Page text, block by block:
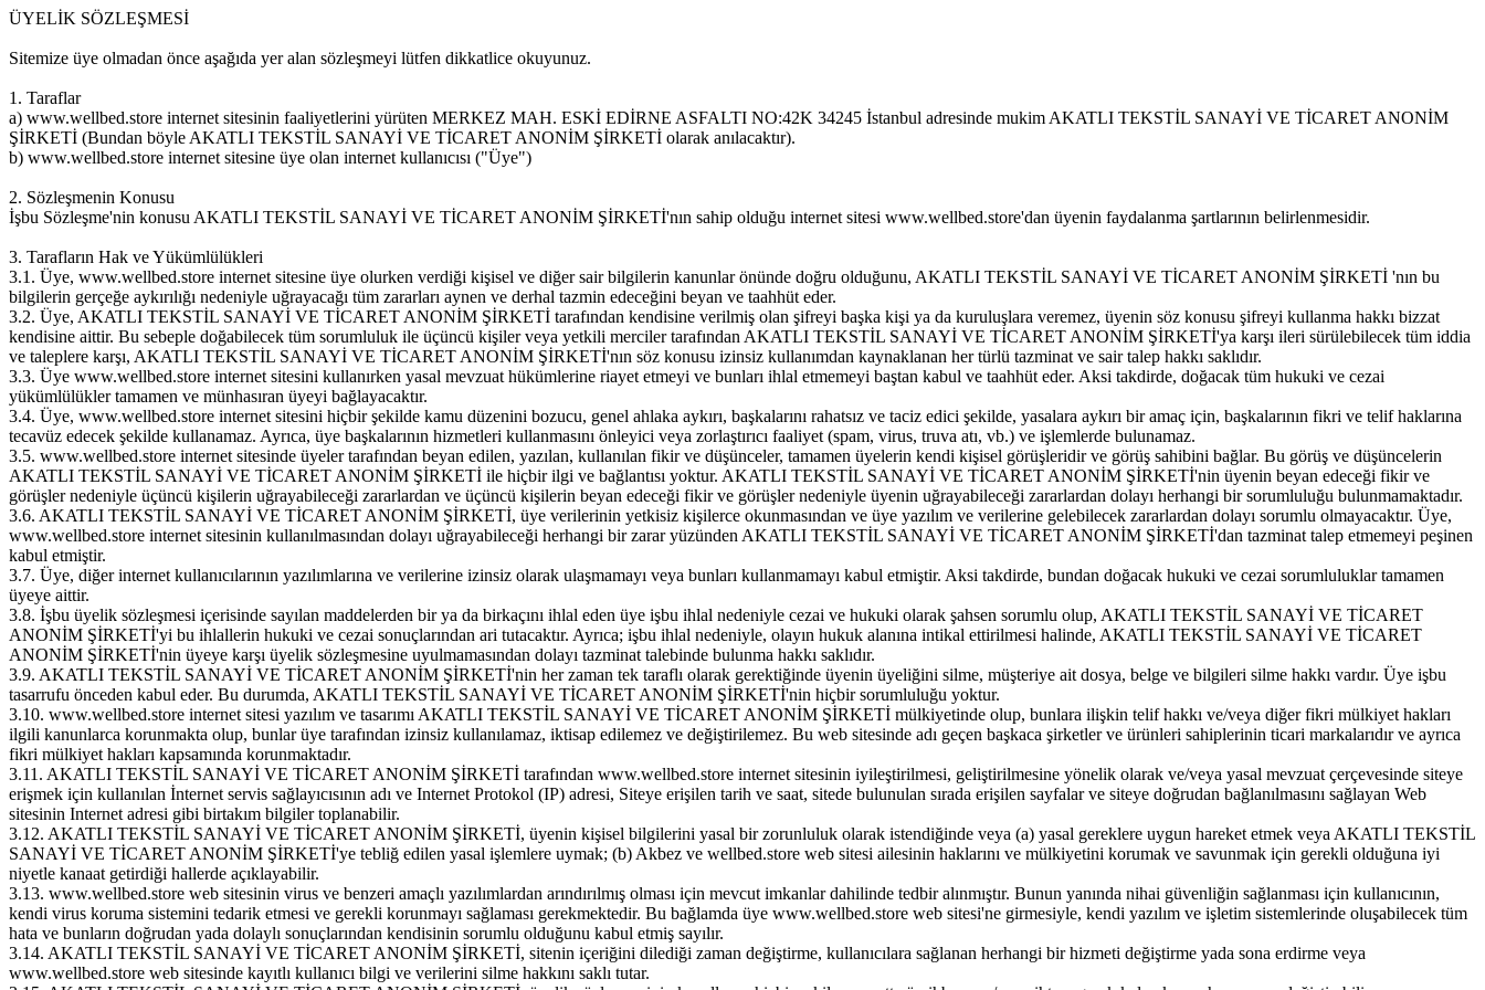
ÜYELİK SÖZLEŞMESİ
Sitemize üye olmadan önce aşağıda yer alan sözleşmeyi lütfen dikkatlice okuyunuz.
1. Taraflar
a) www.wellbed.store internet sitesinin faaliyetlerini yürüten MERKEZ MAH. ESKİ EDİRNE ASFALTI NO:42K 34245 İstanbul adresinde mukim AKATLI TEKSTİL SANAYİ VE TİCARET ANONİM
ŞİRKETİ (Bundan böyle AKATLI TEKSTİL SANAYİ VE TİCARET ANONİM ŞİRKETİ olarak anılacaktır).
b) www.wellbed.store internet sitesine üye olan internet kullanıcısı ("Üye")
2. Sözleşmenin Konusu
İşbu Sözleşme'nin konusu AKATLI TEKSTİL SANAYİ VE TİCARET ANONİM ŞİRKETİ'nın sahip olduğu internet sitesi www.wellbed.store'dan üyenin faydalanma şartlarının belirlenmesidir.
3. Tarafların Hak ve Yükümlülükleri
3.1. Üye, www.wellbed.store internet sitesine üye olurken verdiği kişisel ve diğer sair bilgilerin kanunlar önünde doğru olduğunu, AKATLI TEKSTİL SANAYİ VE TİCARET ANONİM ŞİRKETİ 'nın bu
bilgilerin gerçeğe aykırılığı nedeniyle uğrayacağı tüm zararları aynen ve derhal tazmin edeceğini beyan ve taahhüt eder.
3.2. Üye, AKATLI TEKSTİL SANAYİ VE TİCARET ANONİM ŞİRKETİ tarafından kendisine verilmiş olan şifreyi başka kişi ya da kuruluşlara veremez, üyenin söz konusu şifreyi kullanma hakkı bizzat
kendisine aittir. Bu sebeple doğabilecek tüm sorumluluk ile üçüncü kişiler veya yetkili merciler tarafından AKATLI TEKSTİL SANAYİ VE TİCARET ANONİM ŞİRKETİ'ya karşı ileri sürülebilecek tüm iddia
ve taleplere karşı, AKATLI TEKSTİL SANAYİ VE TİCARET ANONİM ŞİRKETİ'nın söz konusu izinsiz kullanımdan kaynaklanan her türlü tazminat ve sair talep hakkı saklıdır.
3.3. Üye www.wellbed.store internet sitesini kullanırken yasal mevzuat hükümlerine riayet etmeyi ve bunları ihlal etmemeyi baştan kabul ve taahhüt eder. Aksi takdirde, doğacak tüm hukuki ve cezai
yükümlülükler tamamen ve münhasıran üyeyi bağlayacaktır.
3.4. Üye, www.wellbed.store internet sitesini hiçbir şekilde kamu düzenini bozucu, genel ahlaka aykırı, başkalarını rahatsız ve taciz edici şekilde, yasalara aykırı bir amaç için, başkalarının fikri ve telif haklarına
tecavüz edecek şekilde kullanamaz. Ayrıca, üye başkalarının hizmetleri kullanmasını önleyici veya zorlaştırıcı faaliyet (spam, virus, truva atı, vb.) ve işlemlerde bulunamaz.
3.5. www.wellbed.store internet sitesinde üyeler tarafından beyan edilen, yazılan, kullanılan fikir ve düşünceler, tamamen üyelerin kendi kişisel görüşleridir ve görüş sahibini bağlar. Bu görüş ve düşüncelerin
AKATLI TEKSTİL SANAYİ VE TİCARET ANONİM ŞİRKETİ ile hiçbir ilgi ve bağlantısı yoktur. AKATLI TEKSTİL SANAYİ VE TİCARET ANONİM ŞİRKETİ'nin üyenin beyan edeceği fikir ve
görüşler nedeniyle üçüncü kişilerin uğrayabileceği zararlardan ve üçüncü kişilerin beyan edeceği fikir ve görüşler nedeniyle üyenin uğrayabileceği zararlardan dolayı herhangi bir sorumluluğu bulunmamaktadır.
3.6. AKATLI TEKSTİL SANAYİ VE TİCARET ANONİM ŞİRKETİ, üye verilerinin yetkisiz kişilerce okunmasından ve üye yazılım ve verilerine gelebilecek zararlardan dolayı sorumlu olmayacaktır. Üye,
www.wellbed.store internet sitesinin kullanılmasından dolayı uğrayabileceği herhangi bir zarar yüzünden AKATLI TEKSTİL SANAYİ VE TİCARET ANONİM ŞİRKETİ'dan tazminat talep etmemeyi peşinen
kabul etmiştir.
3.7. Üye, diğer internet kullanıcılarının yazılımlarına ve verilerine izinsiz olarak ulaşmamayı veya bunları kullanmamayı kabul etmiştir. Aksi takdirde, bundan doğacak hukuki ve cezai sorumluluklar tamamen
üyeye aittir.
3.8. İşbu üyelik sözleşmesi içerisinde sayılan maddelerden bir ya da birkaçını ihlal eden üye işbu ihlal nedeniyle cezai ve hukuki olarak şahsen sorumlu olup, AKATLI TEKSTİL SANAYİ VE TİCARET
ANONİM ŞİRKETİ'yi bu ihlallerin hukuki ve cezai sonuçlarından ari tutacaktır. Ayrıca; işbu ihlal nedeniyle, olayın hukuk alanına intikal ettirilmesi halinde, AKATLI TEKSTİL SANAYİ VE TİCARET
ANONİM ŞİRKETİ'nin üyeye karşı üyelik sözleşmesine uyulmamasından dolayı tazminat talebinde bulunma hakkı saklıdır.
3.9. AKATLI TEKSTİL SANAYİ VE TİCARET ANONİM ŞİRKETİ'nin her zaman tek taraflı olarak gerektiğinde üyenin üyeliğini silme, müşteriye ait dosya, belge ve bilgileri silme hakkı vardır. Üye işbu
tasarrufu önceden kabul eder. Bu durumda, AKATLI TEKSTİL SANAYİ VE TİCARET ANONİM ŞİRKETİ'nin hiçbir sorumluluğu yoktur.
3.10. www.wellbed.store internet sitesi yazılım ve tasarımı AKATLI TEKSTİL SANAYİ VE TİCARET ANONİM ŞİRKETİ mülkiyetinde olup, bunlara ilişkin telif hakkı ve/veya diğer fikri mülkiyet hakları
ilgili kanunlarca korunmakta olup, bunlar üye tarafından izinsiz kullanılamaz, iktisap edilemez ve değiştirilemez. Bu web sitesinde adı geçen başkaca şirketler ve ürünleri sahiplerinin ticari markalarıdır ve ayrıca
fikri mülkiyet hakları kapsamında korunmaktadır.
3.11. AKATLI TEKSTİL SANAYİ VE TİCARET ANONİM ŞİRKETİ tarafından www.wellbed.store internet sitesinin iyileştirilmesi, geliştirilmesine yönelik olarak ve/veya yasal mevzuat çerçevesinde siteye
erişmek için kullanılan İnternet servis sağlayıcısının adı ve Internet Protokol (IP) adresi, Siteye erişilen tarih ve saat, sitede bulunulan sırada erişilen sayfalar ve siteye doğrudan bağlanılmasını sağlayan Web
sitesinin Internet adresi gibi birtakım bilgiler toplanabilir.
3.12. AKATLI TEKSTİL SANAYİ VE TİCARET ANONİM ŞİRKETİ, üyenin kişisel bilgilerini yasal bir zorunluluk olarak istendiğinde veya (a) yasal gereklere uygun hareket etmek veya AKATLI TEKSTİL
SANAYİ VE TİCARET ANONİM ŞİRKETİ'ye tebliğ edilen yasal işlemlere uymak; (b) Akbez ve wellbed.store web sitesi ailesinin haklarını ve mülkiyetini korumak ve savunmak için gerekli olduğuna iyi
niyetle kanaat getirdiği hallerde açıklayabilir.
3.13. www.wellbed.store web sitesinin virus ve benzeri amaçlı yazılımlardan arındırılmış olması için mevcut imkanlar dahilinde tedbir alınmıştır. Bunun yanında nihai güvenliğin sağlanması için kullanıcının,
kendi virus koruma sistemini tedarik etmesi ve gerekli korunmayı sağlaması gerekmektedir. Bu bağlamda üye www.wellbed.store web sitesi'ne girmesiyle, kendi yazılım ve işletim sistemlerinde oluşabilecek tüm
hata ve bunların doğrudan yada dolaylı sonuçlarından kendisinin sorumlu olduğunu kabul etmiş sayılır.
3.14. AKATLI TEKSTİL SANAYİ VE TİCARET ANONİM ŞİRKETİ, sitenin içeriğini dilediği zaman değiştirme, kullanıcılara sağlanan herhangi bir hizmeti değiştirme yada sona erdirme veya
www.wellbed.store web sitesinde kayıtlı kullanıcı bilgi ve verilerini silme hakkını saklı tutar.